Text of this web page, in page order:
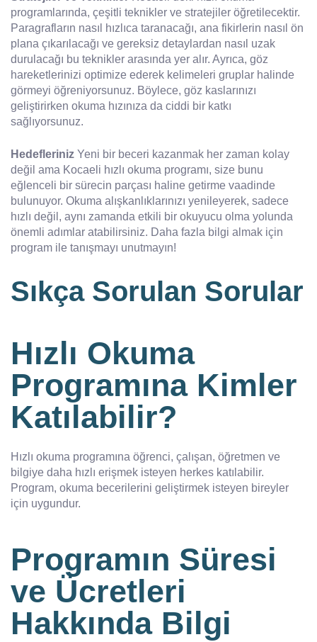
programlarında, çeşitli teknikler ve stratejiler öğretilecektir.
Paragrafların nasıl hızlıca taranacağı, ana fikirlerin nasıl ön
plana çıkarılacağı ve gereksiz detaylardan nasıl uzak
durulacağı bu teknikler arasında yer alır. Ayrıca, göz
hareketlerinizi optimize ederek kelimeleri gruplar halinde
görmeyi öğreniyorsunuz. Böylece, göz kaslarınızı
geliştirirken okuma hızınıza da ciddi bir katkı
sağlıyorsunuz.
Hedefleriniz Yeni bir beceri kazanmak her zaman kolay
değil ama Kocaeli hızlı okuma programı, size bunu
eğlenceli bir sürecin parçası haline getirme vaadinde
bulunuyor. Okuma alışkanlıklarınızı yenileyerek, sadece
hızlı değil, aynı zamanda etkili bir okuyucu olma yolunda
önemli adımlar atabilirsiniz. Daha fazla bilgi almak için
program ile tanışmayı unutmayın!
Sıkça Sorulan Sorular
Hızlı Okuma
Programına Kimler
Katılabilir?
Hızlı okuma programına öğrenci, çalışan, öğretmen ve
bilgiye daha hızlı erişmek isteyen herkes katılabilir.
Program, okuma becerilerini geliştirmek isteyen bireyler
için uygundur.
Programın Süresi
ve Ücretleri
Hakkında Bilgi